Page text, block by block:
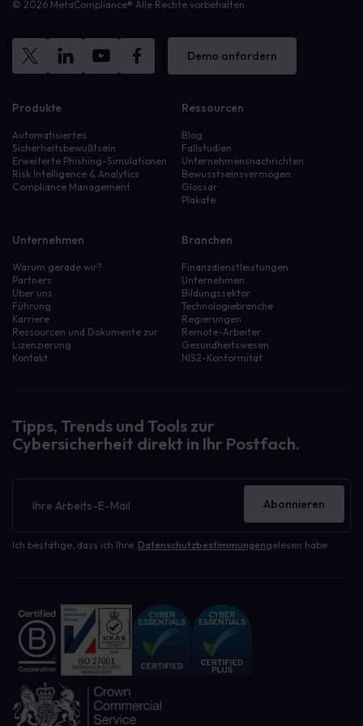
© 2026 MetaCompliance® Alle Rechte vorbehalten.
Demo anfordern
Produkte
Automatisiertes
Sicherheitsbewußtsein
Erweiterte Phishing-Simulationen
Risk Intelligence & Analytics
Compliance Management
Ressourcen
Blog
Fallstudien
Unternehmensnachrichten
Bewusstseinsvermögen
Glossar
Plakate
Unternehmen
Warum gerade wir?
Partners
Über uns
Führung
Karriere
Ressourcen und Dokumente zur
Lizenzierung
Kontakt
Branchen
Finanzdienstleistungen
Unternehmen
Bildungssektor
Technologiebranche
Regierungen
Remote-Arbeiter
Gesundheitswesen
NIS2-Konformität
Tipps, Trends und Tools zur
Cybersicherheit direkt in Ihr Postfach.
Ich bestätige, dass ich Ihre Datenschutzbestimmungengelesen habe.
Abonnieren